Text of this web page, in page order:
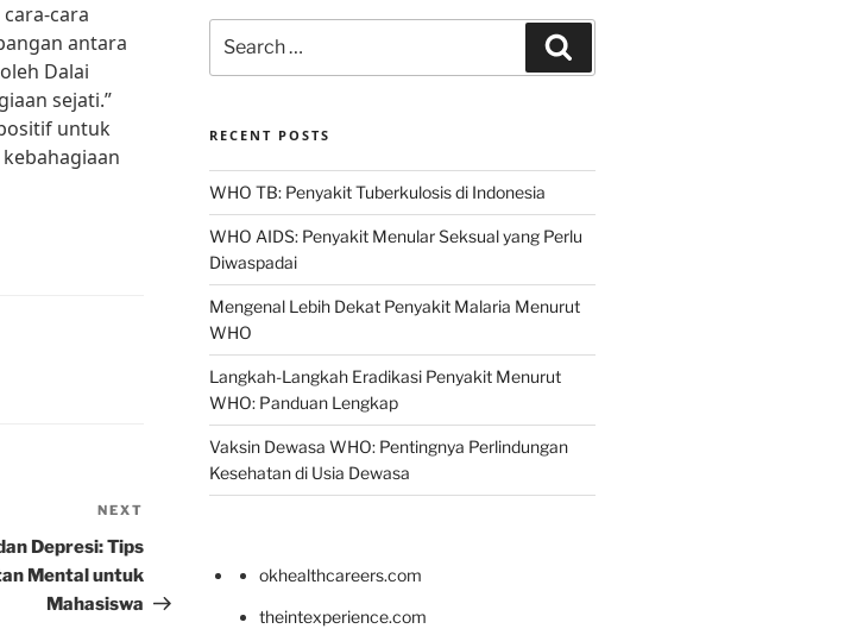
cara
antara
Dalai
sejati.”
untuk
Post
NEXT
Depresi: Tips
Mental untuk
Mahasiswa
for:
RECENT POSTS
WHO TB: Penyakit Tuberkulosis di Indonesia
WHO AIDS: Penyakit Menular Seksual yang Perlu
Diwaspadai
Mengenal Lebih Dekat Penyakit Malaria Menurut
WHO
Langkah-Langkah Eradikasi Penyakit Menurut
WHO: Panduan Lengkap
Vaksin Dewasa WHO: Pentingnya Perlindungan
Kesehatan di Usia Dewasa
okhealthcareers.com
theintexperience.com